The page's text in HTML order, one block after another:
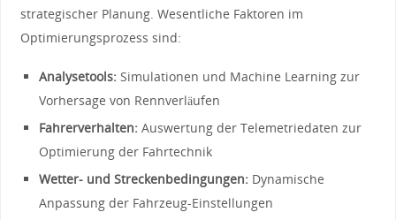
strategischer Planung. Wesentliche Faktoren im
⁢Optimierungsprozess sind:
Analysetools: Simulationen und Machine Learning zur
Vorhersage von Rennverläufen
Fahrerverhalten: Auswertung der Telemetriedaten ⁤zur
Optimierung der Fahrtechnik
Wetter-‌ und Streckenbedingungen: Dynamische
Anpassung‍ der Fahrzeug-Einstellungen